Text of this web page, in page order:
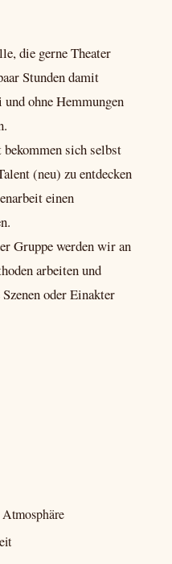
die gerne Theater
Stunden damit
ohne Hemmungen
sich selbst
(neu) zu entdecken
einen
Gruppe werden wir an
arbeiten und
oder Einakter